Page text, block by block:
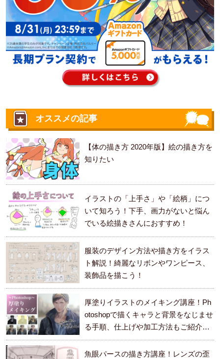
オススメの記事
【体の描き方 2020年版】絵の描き方を
知りたい
イラストの「上手さ」や「絵柄」につ
いて知ろう！下手、画力がないと悩ん
でいる絵描きさんにおすすめ！
服装のデザイン方法や描き方をイラス
ト解説！綺麗なリボンやワンピース、
装飾品を描こう！
厚塗りイラストのメイキング講座！Ph
otoshopで描くキャラと背景をなじませ
る手順、仕上げや加工方法もご紹介し
ます。
魚眼パースの描き方講座！レンズの歪